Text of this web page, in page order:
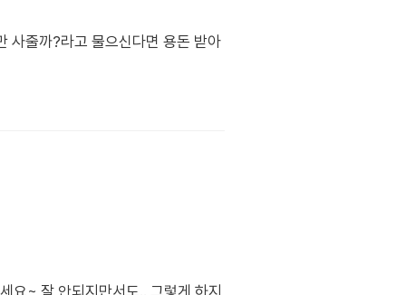
사줄까?라고 물으신다면 용돈 받아
요~ 잘 안되지만서도.. 그렇게 하지